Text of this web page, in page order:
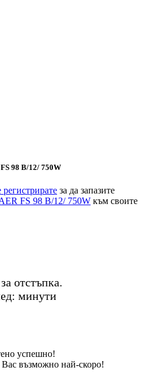
98 B/12/ 750W
регистрирате за да запазите
FS 98 B/12/ 750W към своите
за отстъпка.
минути
успешно!
възможно най-скоро!